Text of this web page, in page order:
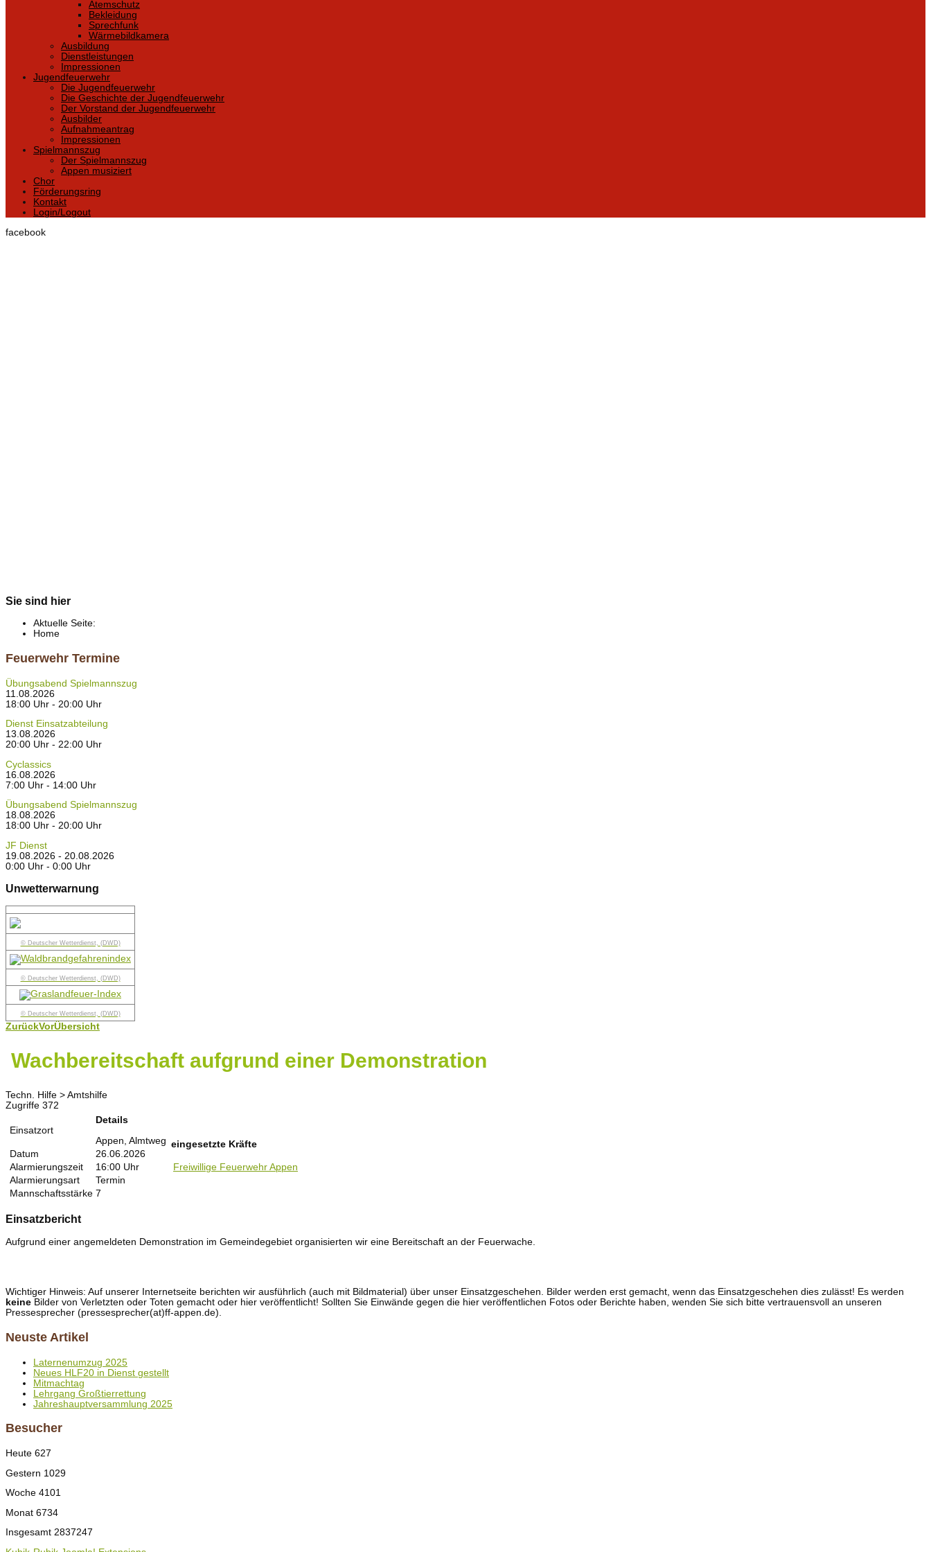
Atemschutz
Bekleidung
Sprechfunk
Wärmebildkamera
Ausbildung
Dienstleistungen
Impressionen
Jugendfeuerwehr
Die Jugendfeuerwehr
Die Geschichte der Jugendfeuerwehr
Der Vorstand der Jugendfeuerwehr
Ausbilder
Aufnahmeantrag
Impressionen
Spielmannszug
Der Spielmannszug
Appen musiziert
Chor
Förderungsring
Kontakt
Login/Logout
facebook
Sie sind hier
Aktuelle Seite:
Home
Feuerwehr Termine
Übungsabend Spielmannszug
11.08.2026
18:00 Uhr - 20:00 Uhr
Dienst Einsatzabteilung
13.08.2026
20:00 Uhr - 22:00 Uhr
Cyclassics
16.08.2026
7:00 Uhr - 14:00 Uhr
Übungsabend Spielmannszug
18.08.2026
18:00 Uhr - 20:00 Uhr
JF Dienst
19.08.2026 - 20.08.2026
0:00 Uhr - 0:00 Uhr
Unwetterwarnung
© Deutscher Wetterdienst, (DWD)
© Deutscher Wetterdienst, (DWD)
© Deutscher Wetterdienst, (DWD)
ZurückVorÜbersicht
Wachbereitschaft aufgrund einer Demonstration
Techn. Hilfe > Amtshilfe
Zugriffe 372
Einsatzort
Details
Appen, Almtweg
Datum
26.06.2026
Alarmierungszeit
16:00 Uhr
Alarmierungsart
Termin
Mannschaftsstärke 7
eingesetzte Kräfte
Freiwillige Feuerwehr Appen
Einsatzbericht
Aufgrund einer angemeldeten Demonstration im Gemeindegebiet organisierten wir eine Bereitschaft an der Feuerwache.
Wichtiger Hinweis: Auf unserer Internetseite berichten wir ausführlich (auch mit Bildmaterial) über unser Einsatzgeschehen. Bilder werden erst gemacht, wenn das Einsatzgeschehen dies zulässt! Es werden
keine Bilder von Verletzten oder Toten gemacht oder hier veröffentlicht! Sollten Sie Einwände gegen die hier veröffentlichen Fotos oder Berichte haben, wenden Sie sich bitte vertrauensvoll an unseren
Pressesprecher (pressesprecher(at)ff-appen.de).
Neuste Artikel
Laternenumzug 2025
Neues HLF20 in Dienst gestellt
Mitmachtag
Lehrgang Großtierrettung
Jahreshauptversammlung 2025
Besucher
Heute 627
Gestern 1029
Woche 4101
Monat 6734
Insgesamt 2837247